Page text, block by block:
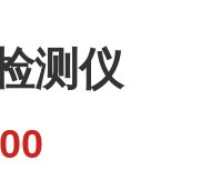
测仪